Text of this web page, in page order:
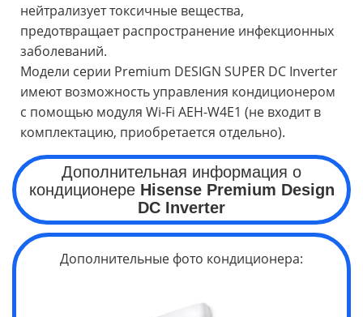
нейтрализует токсичные вещества,
предотвращает распространение инфекционных
заболеваний.
Модели серии Premium DESIGN SUPER DC Inverter
имеют возможность управления кондиционером
с помощью модуля Wi-Fi AEH-W4E1 (не входит в
комплектацию, приобретается отдельно).
Дополнительная информация о
кондиционере Hisense Premium Design
DC Inverter
Дополнительные фото кондиционера: